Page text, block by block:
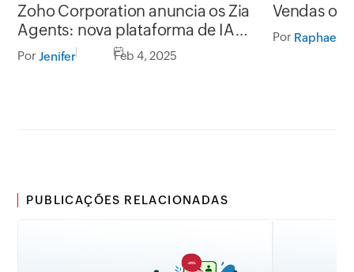
Zoho Corporation anuncia os Zia
Agents: nova plataforma de IA
para agentes autônomos em todo
o portfólio da empresa
Por Jenifer Feb 4, 2025
Vendas
Por Raphael
PUBLICAÇÕES RELACIONADAS